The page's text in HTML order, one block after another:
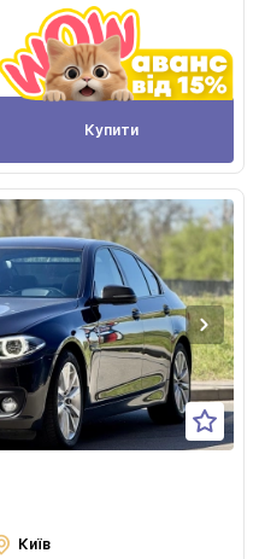
Купити
Київ